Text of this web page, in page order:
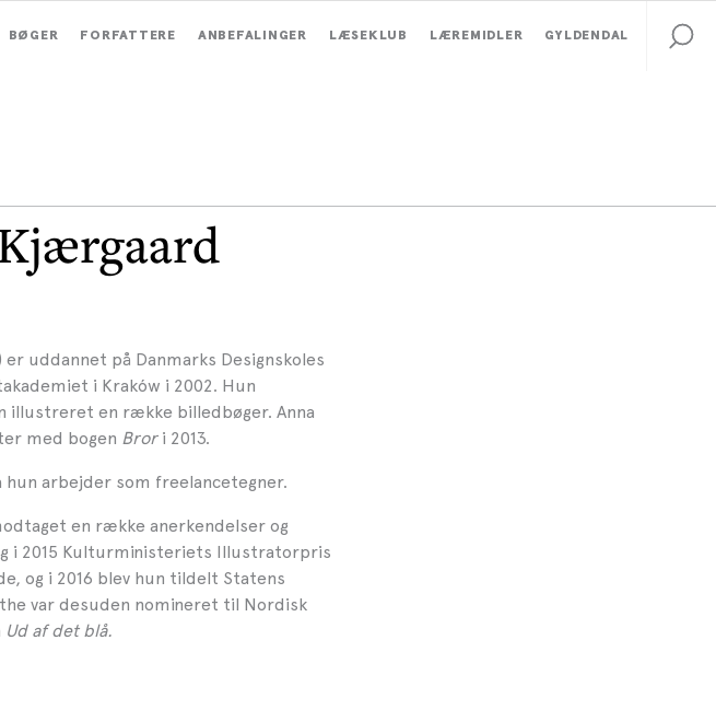
BØGER FORFATTERE ANBEFALINGER LÆSEKLUB LÆREMIDLER GYLDENDAL
uddannet på Danmarks Designskoles
i Kraków i 2002. Hun
illustreret en række billedbøger. Anna
med bogen Brori 2013.
arbejder som freelancetegner.
en række anerkendelser og
i 2015 Kulturministeriets Illustratorpris
og i 2016 blev hun tildelt Statens
var desuden nomineret til Nordisk
Ud af det blå.